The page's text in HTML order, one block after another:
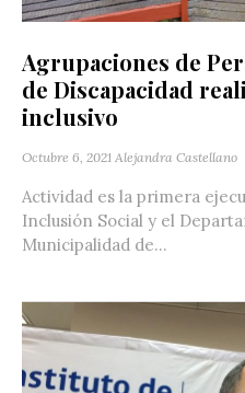
Agrupaciones de
de Discapacidad
inclusivo
Octubre 6, 2021 Alejandra Castellano
Actividad es la primera
Inclusión Social y el
Municipalidad de...